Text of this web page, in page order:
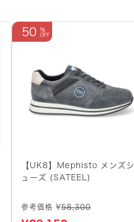
50
【UK8】Mephisto メンズシ
ューズ (SATEEL)
参考価格 ¥58,300